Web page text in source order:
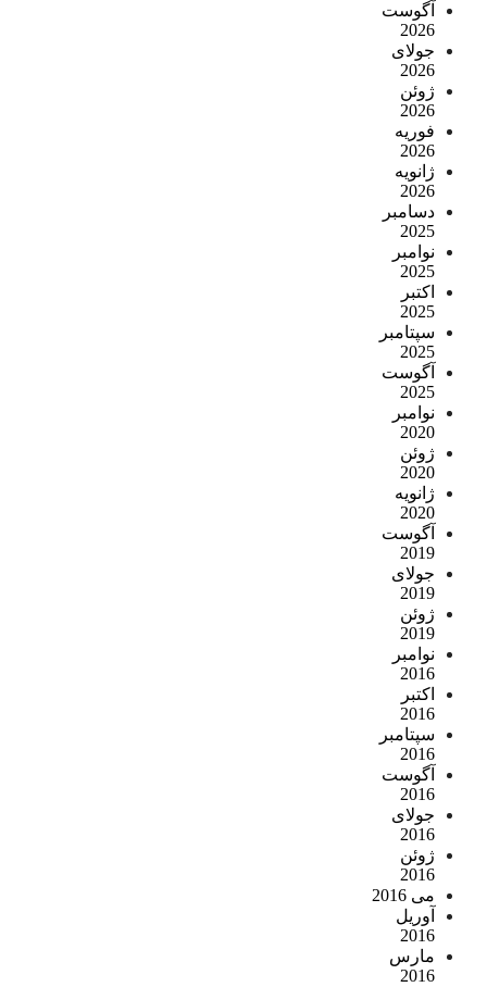
آگوست
2026
جولای
2026
ژوئن
2026
فوریه
2026
ژانویه
2026
دسامبر
2025
نوامبر
2025
اکتبر
2025
سپتامبر
2025
آگوست
2025
نوامبر
2020
ژوئن
2020
ژانویه
2020
آگوست
2019
جولای
2019
ژوئن
2019
نوامبر
2016
اکتبر
2016
سپتامبر
2016
آگوست
2016
جولای
2016
ژوئن
2016
می 2016
آوریل
2016
مارس
2016